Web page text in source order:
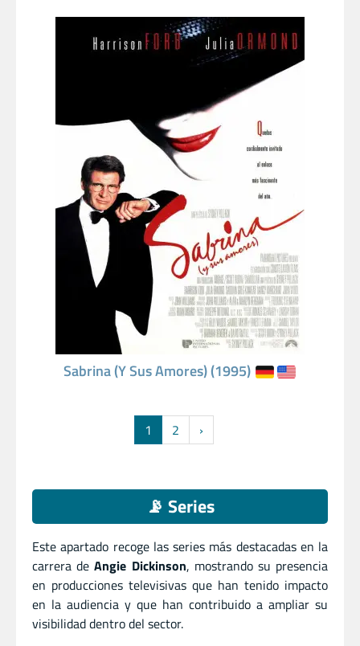
Sabrina (Y Sus Amores) (1995)
1 2 ›
📡 Series
Este apartado recoge las series más destacadas en la
carrera deAngie Dickinson, mostrando su presencia
en producciones televisivas que han tenido impacto
en la audiencia y que han contribuido a ampliar su
visibilidad dentro del sector.